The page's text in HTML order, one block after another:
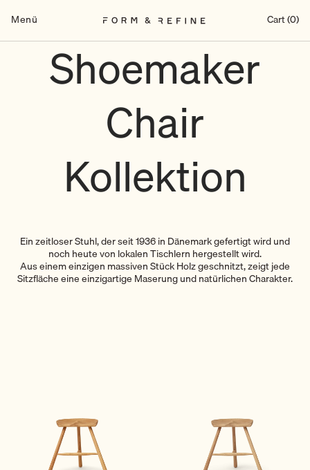
InhaltMenü Cart (0)
Shoemaker
Chair
Kollektion
Ein zeitloser Stuhl, der seit 1936 in Dänemark gefertigt wird und
noch heute von lokalen Tischlern hergestellt wird.
Aus einem einzigen massiven Stück Holz geschnitzt, zeigt jede
Sitzfläche eine einzigartige Maserung und natürlichen Charakter.